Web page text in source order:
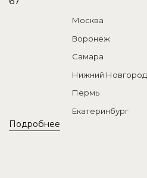
Подробнее
Москва
Воронеж
Самара
Нижний Новгород
Пермь
Екатеринбург